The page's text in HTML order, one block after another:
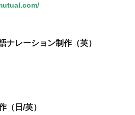
ナレーション制作（英）
（日/英）